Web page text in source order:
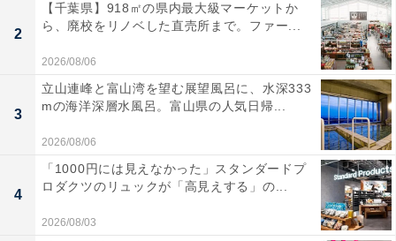
2
【千葉県】918㎡の県内最大級マーケットか
ら、廃校をリノベした直売所まで。ファー...
2026/08/06
3
立山連峰と富山湾を望む展望風呂に、水深333
mの海洋深層水風呂。富山県の人気日帰...
2026/08/06
4
「1000円には見えなかった」スタンダードプ
ロダクツのリュックが「高見えする」の...
2026/08/03